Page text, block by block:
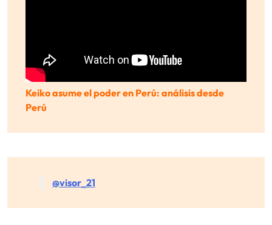
Keiko asume el poder en Perú: análisis desde
Perú
@visor_21